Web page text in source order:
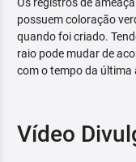
possuem coloração
quando foi criado.
raio pode mudar de
com o tempo da última
Vídeo